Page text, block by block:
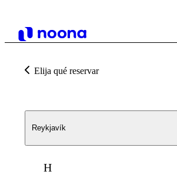
Elija qué reservar
Reykjavík
H